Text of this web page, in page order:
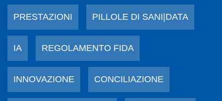
PRESTAZIONI PILLOLE DI SANI|DATA
IA REGOLAMENTO FIDA
INNOVAZIONE CONCILIAZIONE